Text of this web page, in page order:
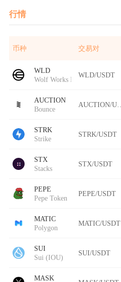
行情
币种 交易对
WLD
Wolf Works DAO
WLD/USDT
AUCTION
Bounce
STRK
Strike
STRK/USDT
STX
Stacks
STX/USDT
PEPE
Pepe Token
PEPE/USDT
MATIC
Polygon
MATIC/USDT
SUI
Sui (IOU)
SUI/USDT
MASK